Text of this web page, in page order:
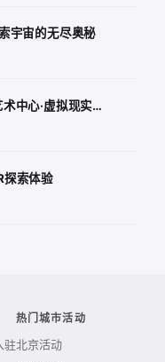
宇宙的无尽奥秘
术中心·虚拟现实…
探索体验
驻
热门城市活动
北京活动